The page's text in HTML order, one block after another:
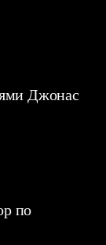
Джонас
по